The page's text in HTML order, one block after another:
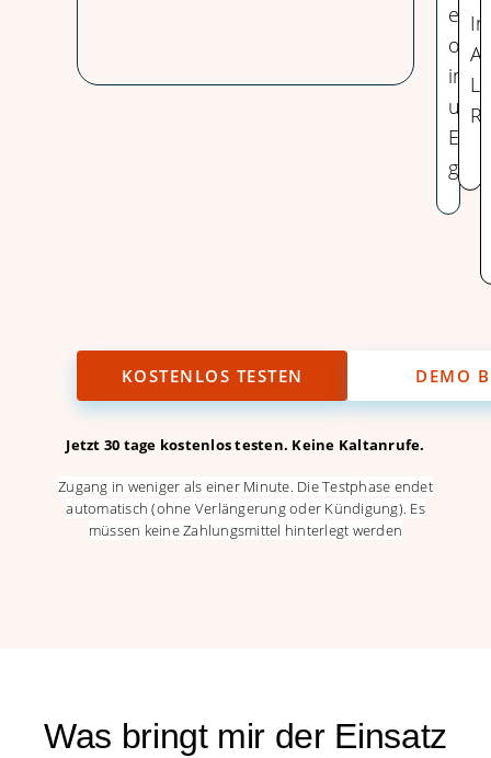
oder
und
KOSTENLOS TESTEN DEMO
Jetzt 30 tage kostenlos testen. Keine Kaltanrufe.
Zugang in weniger als einer Minute. Die Testphase endet
automatisch (ohne Verlängerung oder Kündigung). Es
müssen keine Zahlungsmittel hinterlegt werden
Was bringt mir der Einsatz